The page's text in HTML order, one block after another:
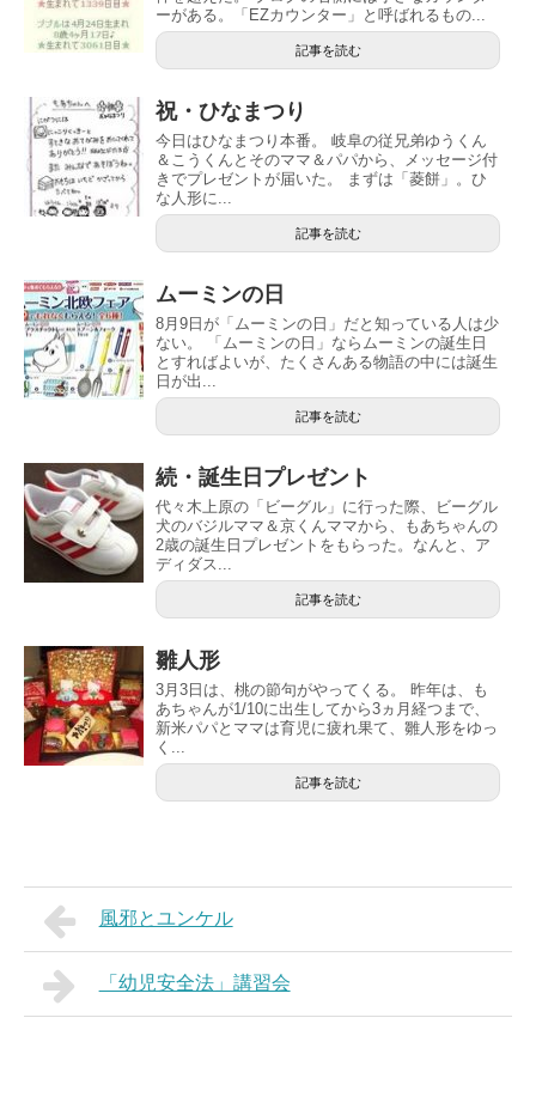
ーがある。「EZカウンター」と呼ばれるもの...
記事を読む
祝・ひなまつり
今日はひなまつり本番。 岐阜の従兄弟ゆうくん
＆こうくんとそのママ＆パパから、メッセージ付
きでプレゼントが届いた。 まずは「菱餅」。ひ
な人形に...
記事を読む
ムーミンの日
8月9日が「ムーミンの日」だと知っている人は少
ない。 「ムーミンの日」ならムーミンの誕生日
とすればよいが、たくさんある物語の中には誕生
日が出...
記事を読む
続・誕生日プレゼント
代々木上原の「ビーグル」に行った際、ビーグル
犬のバジルママ＆京くんママから、もあちゃんの
2歳の誕生日プレゼントをもらった。なんと、ア
ディダス...
記事を読む
雛人形
3月3日は、桃の節句がやってくる。 昨年は、も
あちゃんが1/10に出生してから3ヵ月経つまで、
新米パパとママは育児に疲れ果て、雛人形をゆっ
く...
記事を読む
風邪とユンケル
「幼児安全法」講習会